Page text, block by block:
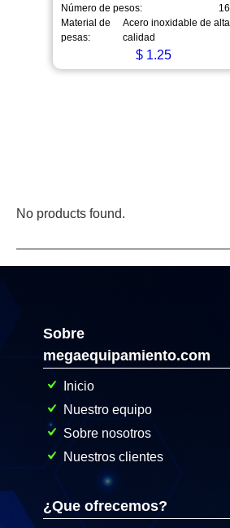
Número de pesos:
16
Material de
pesas:
Acero inoxidable de alta
calidad
$ 1.25
No products found.
Sobre
megaequipamiento.com
Inicio
Nuestro equipo
Sobre nosotros
Nuestros clientes
¿Que ofrecemos?